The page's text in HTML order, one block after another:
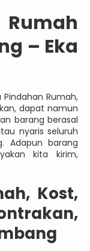
– Eka
Rumah,
dapat namun
barang berasal
nyaris seluruh
Adapun barang
kita kirim,
Kost,